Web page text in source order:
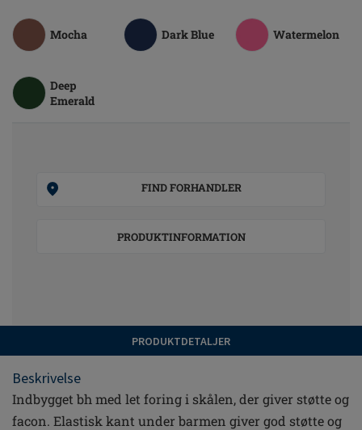
Mocha Dark Blue Watermelon
Deep
Emerald
FIND FORHANDLER
PRODUKTINFORMATION
PRODUKTDETALJER
Beskrivelse
Indbygget bh med let foring i skålen, der giver støtte og
facon. Elastisk kant under barmen giver god støtte og